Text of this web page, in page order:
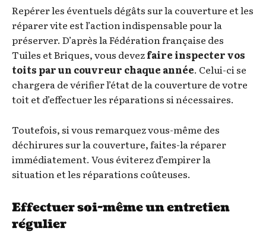
Repérer les éventuels dégâts sur la couverture et les
réparer vite est l’action indispensable pour la
préserver. D’après la Fédération française des
Tuiles et Briques, vous devezfaire inspecter vos
toits par un couvreur chaque année. Celui-ci se
chargera de vérifier l’état de la couverture de votre
toit et d’effectuer les réparations si nécessaires.
Toutefois, si vous remarquez vous-même des
déchirures sur la couverture, faites-la réparer
immédiatement. Vous éviterez d’empirer la
situation et les réparations coûteuses.
Effectuer soi-même un entretien
régulier